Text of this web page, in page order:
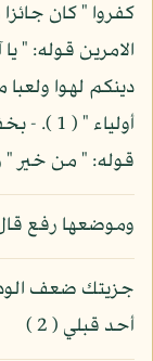
كفروا " كان
الامرين قوله: " يا
دينكم لهوا
قوله: " من خير "
وموضعها رفع
جزيتك ضعف
أحد قبلي ( 2 )